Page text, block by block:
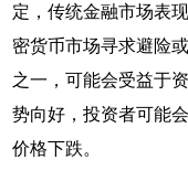
定，传统金融市场表
密货币市场寻求避险
之一，可能会受益于
势向好，投资者可能
价格下跌。